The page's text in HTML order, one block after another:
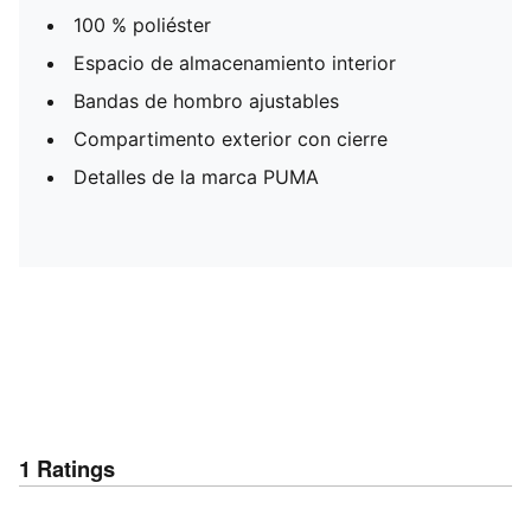
100 % poliéster
Espacio de almacenamiento interior
Bandas de hombro ajustables
Compartimento exterior con cierre
Detalles de la marca PUMA
1 Ratings